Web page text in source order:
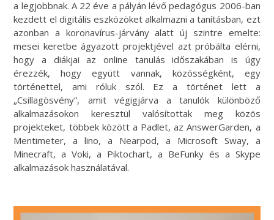
a legjobbnak. A 22 éve a pályán lévő pedagógus 2006-ban
kezdett el digitális eszközöket alkalmazni a tanításban, ezt
azonban a koronavírus-járvány alatt új szintre emelte:
mesei keretbe ágyazott projektjével azt próbálta elérni,
hogy a diákjai az online tanulás időszakában is úgy
érezzék, hogy együtt vannak, közösségként, egy
történettel, ami róluk szól. Ez a történet lett a
„Csillagösvény”, amit végigjárva a tanulók különböző
alkalmazásokon keresztül valósítottak meg közös
projekteket, többek között a Padlet, az AnswerGarden, a
Mentimeter, a lino, a Nearpod, a Microsoft Sway, a
Minecraft, a Voki, a Piktochart, a BeFunky és a Skype
alkalmazások használatával.